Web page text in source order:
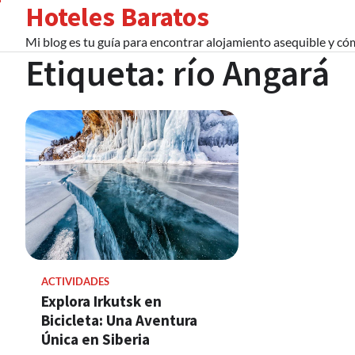
content
Hoteles Baratos
Mi blog es tu guía para encontrar alojamiento asequible y
Etiqueta: río Angará
ACTIVIDADES
Explora Irkutsk en
Bicicleta: Una Aventura
Única en Siberia